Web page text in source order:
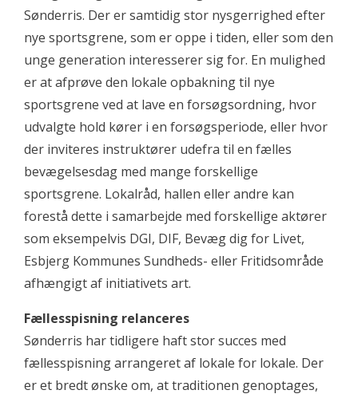
Sønderris. Der er samtidig stor nysgerrighed efter
nye sportsgrene, som er oppe i tiden, eller som den
unge generation interesserer sig for. En mulighed
er at afprøve den lokale opbakning til nye
sportsgrene ved at lave en forsøgsordning, hvor
udvalgte hold kører i en forsøgsperiode, eller hvor
der inviteres instruktører udefra til en fælles
bevægelsesdag med mange forskellige
sportsgrene. Lokalråd, hallen eller andre kan
forestå dette i samarbejde med forskellige aktører
som eksempelvis DGI, DIF, Bevæg dig for Livet,
Esbjerg Kommunes Sundheds- eller Fritidsområde
afhængigt af initiativets art.
Fællesspisning relanceres
Sønderris har tidligere haft stor succes med
fællesspisning arrangeret af lokale for lokale. Der
er et bredt ønske om, at traditionen genoptages,